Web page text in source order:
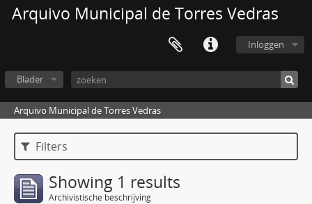
Arquivo Municipal de Torres Vedras
Inloggen
Blader
Arquivo Municipal de Torres Vedras
Filters
Showing 1 results
Archivistische beschrijving